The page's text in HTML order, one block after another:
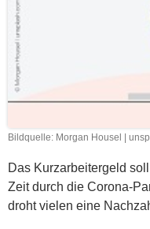
Bildquelle: Morgan Housel |
Das Kurzarbeitergeld
Zeit durch die Corona-
droht vielen eine